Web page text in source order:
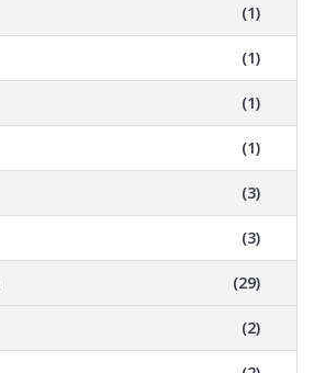
(1)
(1)
(1)
(1)
(3)
(3)
(29)
(2)